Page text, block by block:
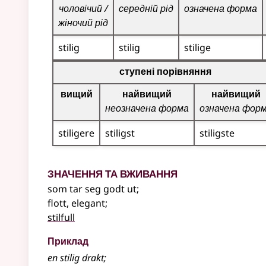
чоловічий /
жіночий рід
середній рід означена форма
stilig stilig stilige
Таблиця відмінювання для цього прикметника
ступені порівняння
вищий
найвищий
неозначена форма
найвищий
означена
stiligere
stiligst stiligste
Значення та вживання
som tar seg godt ut;
flott, elegant;
stilfull
Приклад
enstiligdrakt;